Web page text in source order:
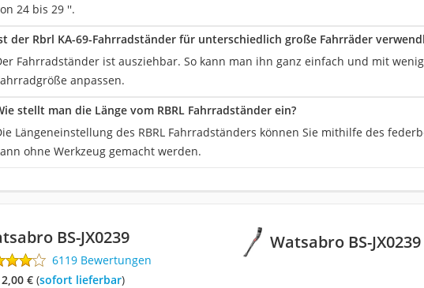
24 bis 29 ''.
der Rbrl KA-69-Fahrradständer für unterschiedlich große Fahrräder
Fahrradständer ist ausziehbar. So kann man ihn ganz einfach und mit
anpassen.
stellt man die Länge vom RBRL Fahrradständer ein?
Längeneinstellung des RBRL Fahrradständers können Sie mithilfe des
ohne Werkzeug gemacht werden.
Watsabro BS-JX0239
BS-JX0239
6119 Bewertungen
€( Sofort lieferbar)